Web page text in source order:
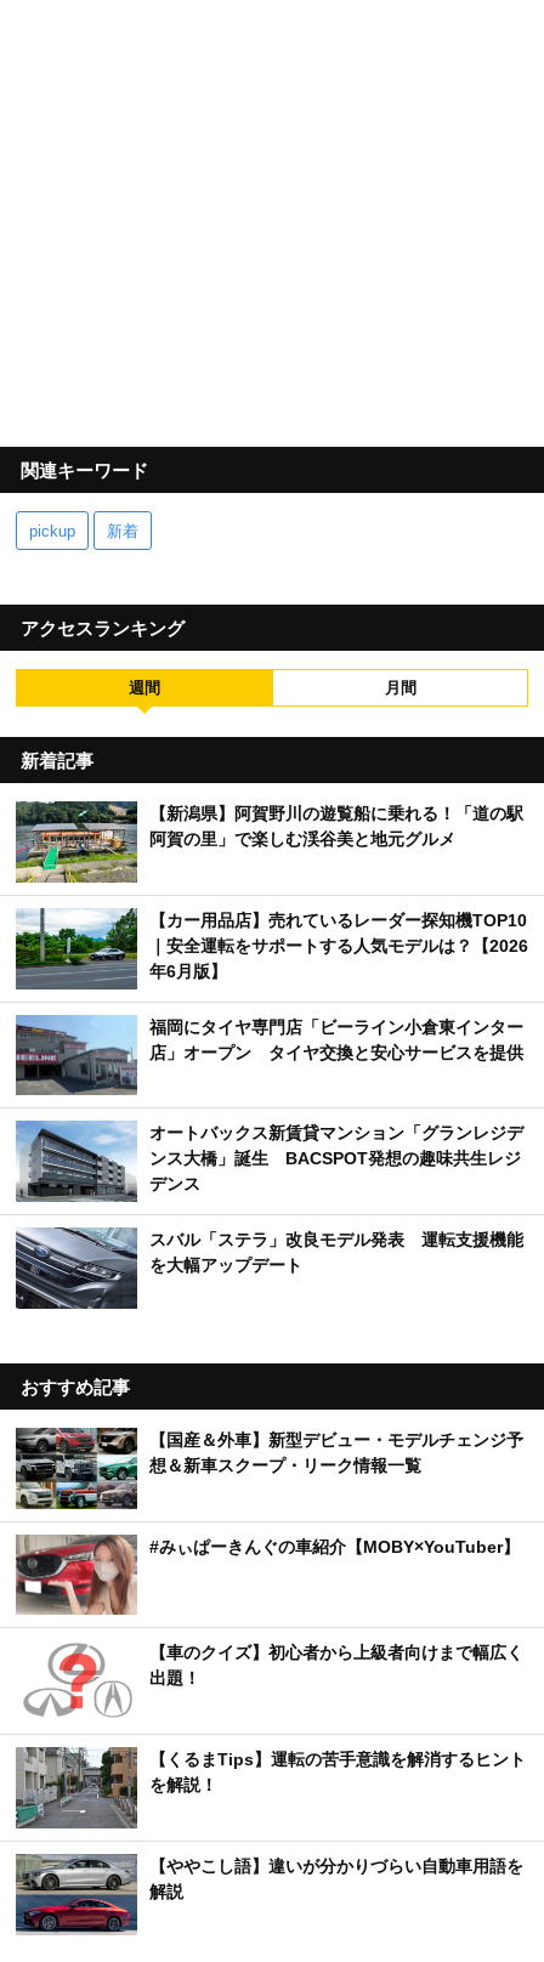
関連キーワード
pickup 新着
アクセスランキング
週間 月間
新着記事
【新潟県】阿賀野川の遊覧船に乗れる！「道の駅
阿賀の里」で楽しむ渓谷美と地元グルメ
【カー用品店】売れているレーダー探知機TOP10
｜安全運転をサポートする人気モデルは？【2026
年6月版】
福岡にタイヤ専門店「ビーライン小倉東インター
店」オープン タイヤ交換と安心サービスを提供
オートバックス新賃貸マンション「グランレジデ
ンス大橋」誕生 BACSPOT発想の趣味共生レジ
デンス
スバル「ステラ」改良モデル発表 運転支援機能
を大幅アップデート
おすすめ記事
【国産＆外車】新型デビュー・モデルチェンジ予
想＆新車スクープ・リーク情報一覧
#みぃぱーきんぐの車紹介【MOBY×YouTuber】
【車のクイズ】初心者から上級者向けまで幅広く
出題！
【くるまTips】運転の苦手意識を解消するヒント
を解説！
【ややこし語】違いが分かりづらい自動車用語を
解説